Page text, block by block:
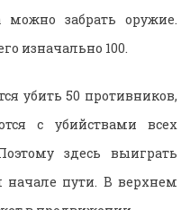
забрать оружие.
изначально 100.
убить 50 противников,
с убийствами всех
здесь выиграть
начале пути. В верхнем